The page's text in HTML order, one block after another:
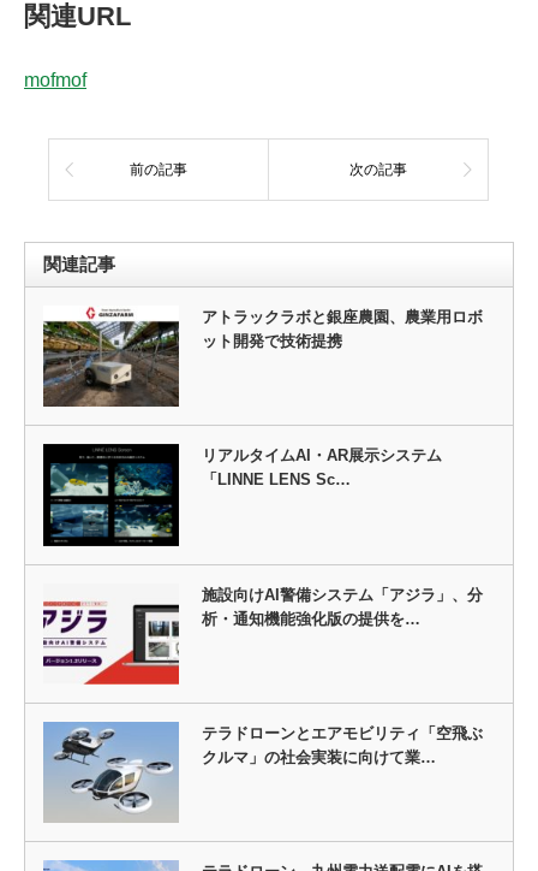
関連URL
mofmof
前の記事 次の記事
関連記事
アトラックラボと銀座農園、農業用ロボ
ット開発で技術提携
リアルタイムAI・AR展示システム
「LINNE LENS Sc…
施設向けAI警備システム「アジラ」、分
析・通知機能強化版の提供を…
テラドローンとエアモビリティ「空飛ぶ
クルマ」の社会実装に向けて業…